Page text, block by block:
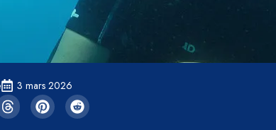
3 mars 2026